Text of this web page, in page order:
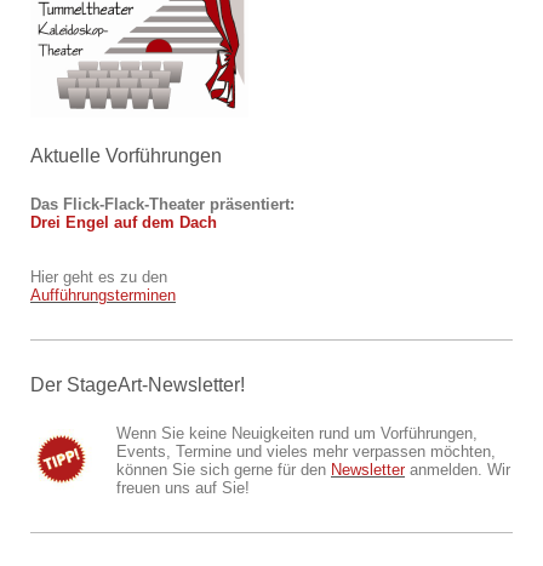
Aktuelle Vorführungen
Das Flick-Flack-Theater präsentiert:
Drei Engel auf dem Dach
Hier geht es zu den
Aufführungsterminen
Der StageArt-Newsletter!
Wenn Sie keine Neuigkeiten rund um Vorführungen,
Events, Termine und vieles mehr verpassen möchten,
können Sie sich gerne für den Newsletter anmelden. Wir
freuen uns auf Sie!